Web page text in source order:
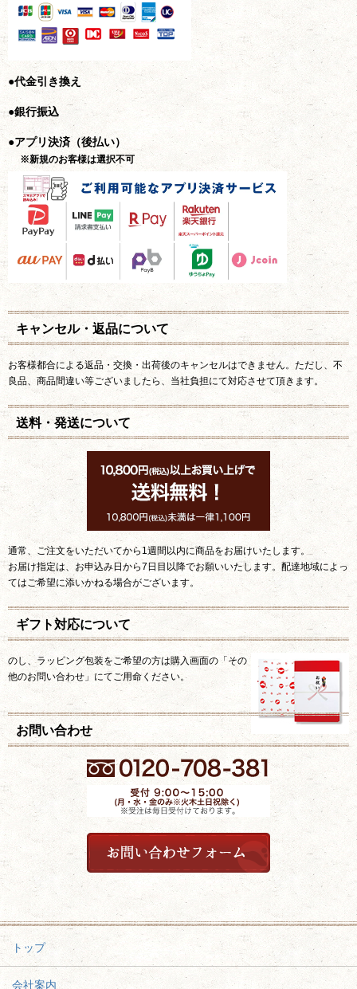
●代金引き換え
●銀行振込
●アプリ決済（後払い）
※新規のお客様は選択不可
キャンセル・返品について
お客様都合による返品・交換・出荷後のキャンセルはできません。ただし、不
良品、商品間違い等ございましたら、当社負担にて対応させて頂きます。
送料・発送について
通常、ご注文をいただいてから1週間以内に商品をお届けいたします。
お届け指定は、お申込み日から7日目以降でお願いいたします。配達地域によっ
てはご希望に添いかねる場合がございます。
ギフト対応について
のし、ラッピング包装をご希望の方は購入画面の「その
他のお問い合わせ」にてご用命ください。
お問い合わせ
トップ
会社案内